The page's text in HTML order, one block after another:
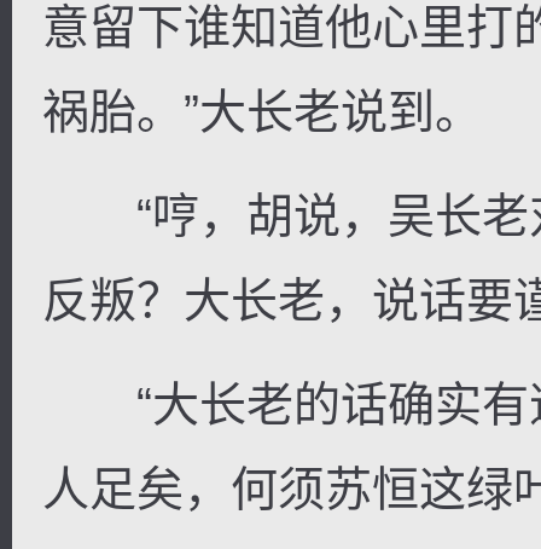
意留下谁知道他心里打
祸胎。”大长老说到。
“哼，胡说，吴长老
反叛？大长老，说话要
“大长老的话确实有
人足矣，何须苏恒这绿